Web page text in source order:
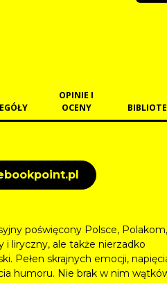
OPINIE I
OCENY
poświęcony Polsce, Polakom,
i liryczny, ale także nierzadko
Pełen skrajnych emocji,
humoru. Nie brak w nim